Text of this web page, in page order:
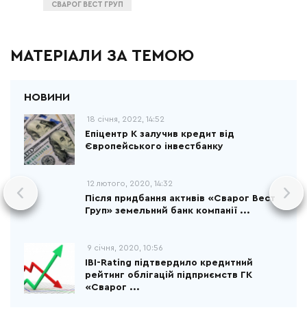
СВАРОГ ВЕСТ ГРУП
МАТЕРІАЛИ ЗА ТЕМОЮ
18 січня, 2022, 14:52
Епіцентр К залучив кредит від
Європейського інвестбанку
12 лютого, 2020, 14:32
Після придбання активів «Сварог Вест
Груп» земельний банк компанії ...
9 січня, 2020, 10:56
IBI-Rating підтвердило кредитний
рейтинг облігацій підприємств ГК
«Сварог ...